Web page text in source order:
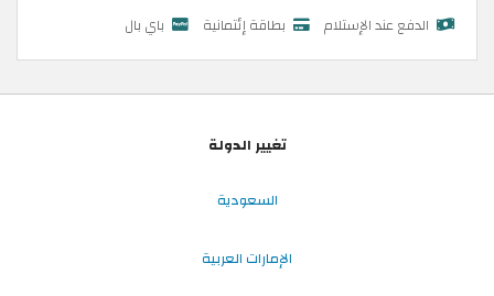
الدفع عند الإستلام بطاقة إئتمانية باي بال
تغيير الدولة
السعودية
الإمارات العربية